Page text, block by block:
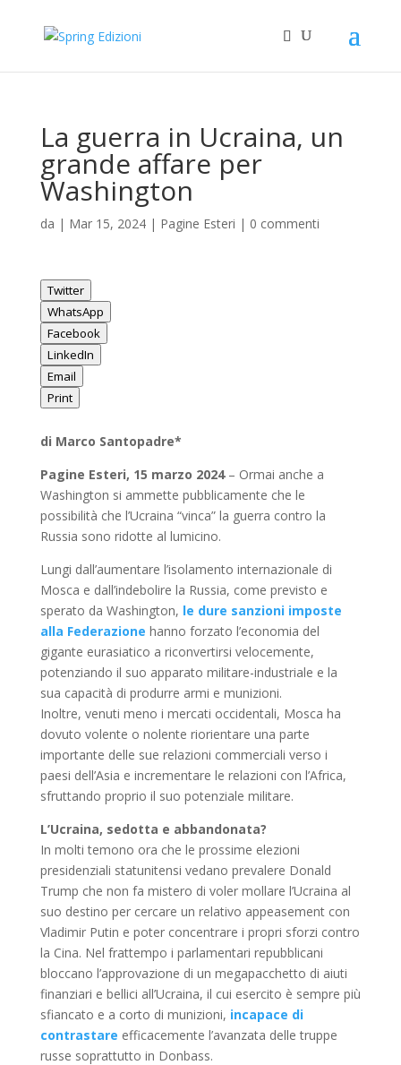
La guerra in Ucraina, un
grande affare per
Washington
da | Mar 15, 2024| Pagine Esteri | 0 commenti
Twitter
WhatsApp
Facebook
LinkedIn
Email
Print
di Marco Santopadre*
Pagine Esteri, 15 marzo 2024– Ormai anche a
Washington si ammette pubblicamente che le
possibilità che l’Ucraina “vinca” la guerra contro la
Russia sono ridotte al lumicino.
Lungi dall’aumentare l’isolamento internazionale di
Mosca e dall’indebolire la Russia, come previsto e
sperato da Washington, le dure sanzioni imposte
alla Federazione hanno forzato l’economia del
gigante eurasiatico a riconvertirsi velocemente,
potenziando il suo apparato militare-industriale e la
sua capacità di produrre armi e munizioni.
Inoltre, venuti meno i mercati occidentali, Mosca ha
dovuto volente o nolente riorientare una parte
importante delle sue relazioni commerciali verso i
paesi dell’Asia e incrementare le relazioni con l’Africa,
sfruttando proprio il suo potenziale militare.
L’Ucraina, sedotta e abbandonata?
In molti temono ora che le prossime elezioni
presidenziali statunitensi vedano prevalere Donald
Trump che non fa mistero di voler mollare l’Ucraina al
suo destino per cercare un relativo appeasement con
Vladimir Putin e poter concentrare i propri sforzi contro
la Cina. Nel frattempo i parlamentari repubblicani
bloccano l’approvazione di un megapacchetto di aiuti
finanziari e bellici all’Ucraina, il cui esercito è sempre più
sfiancato e a corto di munizioni, incapace di
contrastare efficacemente l’avanzata delle truppe
russe soprattutto in Donbass.